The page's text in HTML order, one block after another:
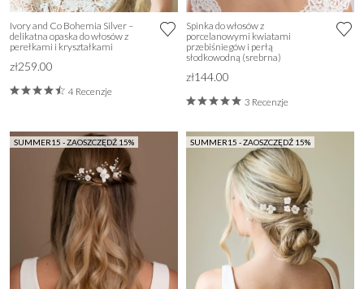
Ivory and Co Bohemia Silver –
delikatna opaska do włosów z
perełkami i kryształkami
zł259.00
4 Recenzje
Spinka do włosów z
porcelanowymi kwiatami
przebiśniegów i perłą
słodkowodną (srebrna)
zł144.00
3 Recenzje
SUMMER15 - ZAOSZCZĘDŹ 15% SUMMER15 - ZAOSZCZĘDŹ 15%